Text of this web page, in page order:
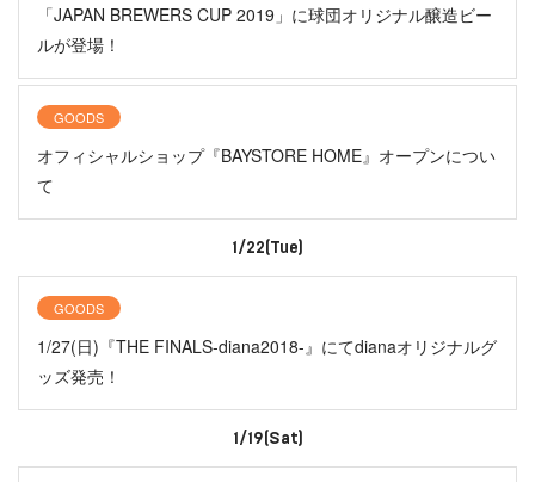
「JAPAN BREWERS CUP 2019」に球団オリジナル醸造ビー
ルが登場！
GOODS
オフィシャルショップ『BAYSTORE HOME』オープンについ
て
1/22(Tue)
GOODS
1/27(日)『THE FINALS-diana2018-』にてdianaオリジナルグ
ッズ発売！
1/19(Sat)